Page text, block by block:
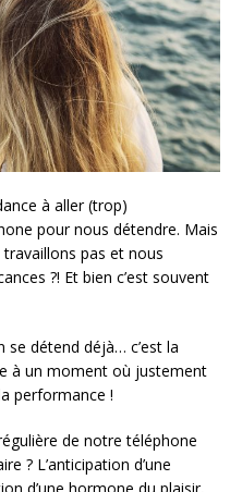
à aller (trop)
pour nous détendre. Mais
pas et nous
?! Et bien c’est souvent
se détend déjà… c’est la
à un moment où justement
performance !
de notre téléphone
? L’anticipation d’une